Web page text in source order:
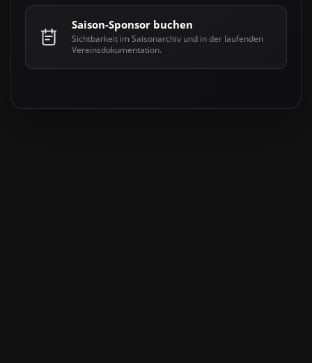
Saison-Sponsor buchen
Sichtbarkeit im Saisonarchiv und in der laufenden
Vereinsdokumentation.